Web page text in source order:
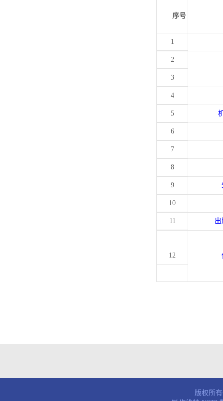
序号
1
2
3
4
5
6
7
8
9
10
11
12
版权所